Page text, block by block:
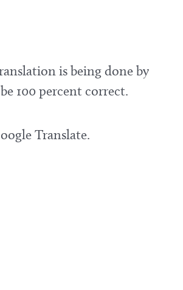
is being done by
100 percent correct.
Translate.